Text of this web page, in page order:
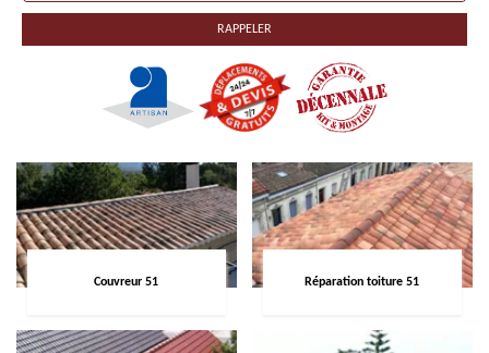
Couvreur 51 Réparation toiture 51